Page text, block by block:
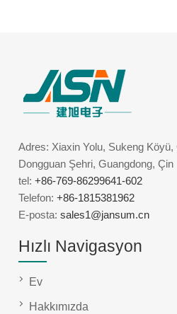
Adres: Xiaxin Yolu, Sukeng Köyü,
Dongguan Şehri, Guangdong, Çin
tel:+86-769-86299641-602
Telefon:+86-1815381962
E-posta:sales1@jansum.cn
Hızlı Navigasyon
Ev
Hakkımızda